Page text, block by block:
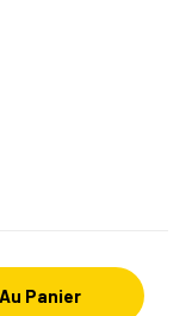
Panier